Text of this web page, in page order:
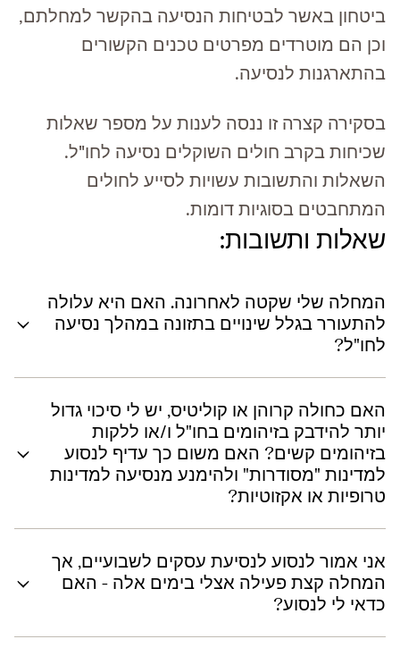
ביטחון באשר לבטיחות הנסיעה בהקשר למחלתם,
וכן הם מוטרדים מפרטים טכנים הקשורים
בהתארגנות לנסיעה.
בסקירה קצרה זו ננסה לענות על מספר שאלות
שכיחות בקרב חולים השוקלים נסיעה לחו"ל.
השאלות והתשובות עשויות לסייע לחולים
המתחבטים בסוגיות דומות.
שאלות ותשובות:
המחלה שלי שקטה לאחרונה. האם היא עלולה
להתעורר בגלל שינויים בתזונה במהלך נסיעה
לחו"ל?
האם כחולה קרוהן או קוליטיס, יש לי סיכוי גדול
יותר להידבק בזיהומים בחו"ל ו/או ללקות
בזיהומים קשים? האם משום כך עדיף לנסוע
למדינות "מסודרות" ולהימנע מנסיעה למדינות
טרופיות או אקזוטיות?
אני אמור לנסוע לנסיעת עסקים לשבועיים, אך
המחלה קצת פעילה אצלי בימים אלה - האם
כדאי לי לנסוע?